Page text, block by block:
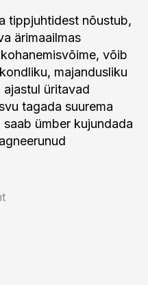
tippjuhtidest nõustub,
ärimaailmas
võib
majandusliku
üritavad
tagada suurema
ümber kujundada